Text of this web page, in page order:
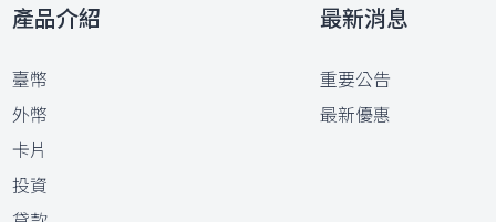
產品介紹
臺幣
外幣
卡片
投資
最新消息
重要公告
最新優惠